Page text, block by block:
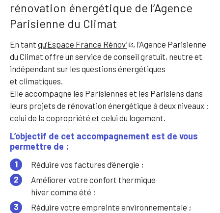
rénovation énergétique de l’Agence
Parisienne du Climat
En tant qu’Espace France Rénov’
, l’Agence Parisienne
du Climat offre un service de conseil gratuit, neutre et
indépendant sur les questions énergétiques
et climatiques.
Elle accompagne les Parisiennes et les Parisiens dans
leurs projets de rénovation énergétique à deux niveaux :
celui de la copropriété et celui du logement.
L’objectif de cet accompagnement est de vous
permettre de :
Réduire vos factures d’énergie ;
Améliorer votre confort thermique
hiver comme été ;
Réduire votre empreinte environnementale ;